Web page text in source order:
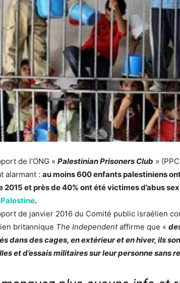
de l’ONG « Palestinian Prisoners Club »
alarmant : au moins 600 enfants palestiniens
2015 et près de 40% ont été victimes d’abus
.
de janvier 2016 du Comité public israélien
britannique The Independentaffirme que «
dans des cages, en extérieur et en hiver, ils
et d’essais militaires sur leur personne sans